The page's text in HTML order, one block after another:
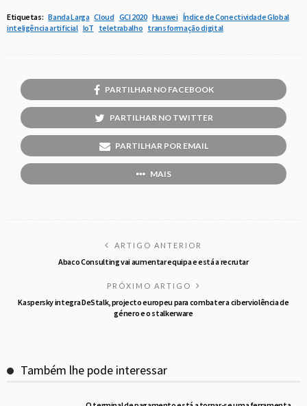
Etiquetas: Banda Larga Cloud GCI 2020 Huawei Índice de Conectividade Global
inteligência artificial IoT teletrabalho transformação digital
PARTILHAR NO FACEBOOK
PARTILHAR NO TWITTER
PARTILHAR POR EMAIL
MAIS
ARTIGO ANTERIOR
Abaco Consulting vai aumentar equipa e está a recrutar
PRÓXIMO ARTIGO
Kaspersky integra DeStalk, projecto europeu para combater a ciberviolência de
género e o stalkerware
Também lhe pode interessar